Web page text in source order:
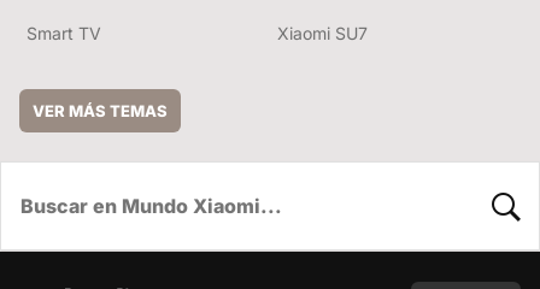
Smart TV Xiaomi SU7
VER MÁS TEMAS